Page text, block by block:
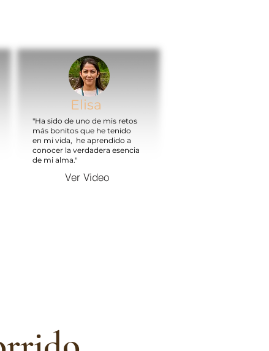
Elisa
"Ha sido de uno de mis retos
más bonitos que he tenido
en mi vida, he aprendido a
conocer la verdadera esencia
de mi alma."
Ver Video